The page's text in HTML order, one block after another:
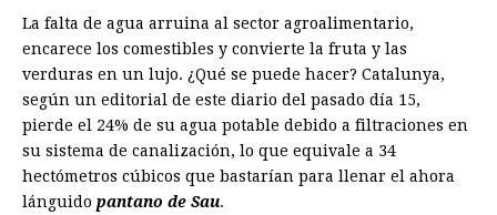
La falta de agua arruina al sector agroalimentario,
encarece los comestibles y convierte la fruta y las
verduras en un lujo. ¿Qué se puede hacer? Catalunya,
según un editorial de este diario del pasado día 15,
pierde el 24% de su agua potable debido a filtraciones en
su sistema de canalización, lo que equivale a 34
hectómetros cúbicos que bastarían para llenar el ahora
lánguido pantano de Sau.